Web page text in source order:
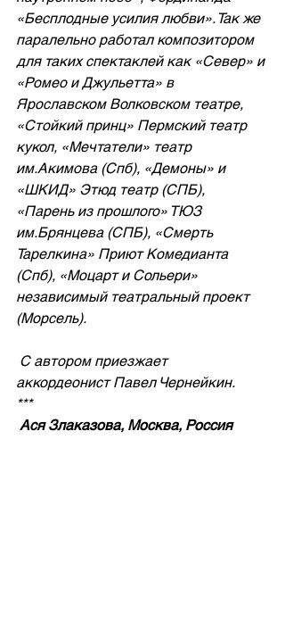
«Бесплодные усилия любви». Так же
паралельно работал композитором
для таких спектаклей как «Север» и
«Ромео и Джульетта» в
Ярославском Волковском театре,
«Стойкий принц» Пермский театр
кукол, «Мечтатели» театр
им.Акимова (Спб), «Демоны» и
«ШКИД» Этюд театр (СПБ),
«Парень из прошлого» ТЮЗ
им.Брянцева (СПБ), «Смерть
Тарелкина» Приют Комедианта
(Спб), «Моцарт и Сольери»
независимый театральный проект
(Морсель).
аккордеонист Павел Чернейкин.
***
Ася Злаказова, Москва, Россия